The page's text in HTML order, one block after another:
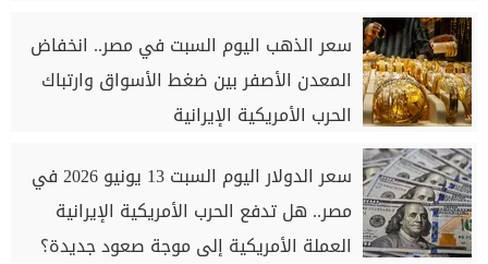
سعر الذهب اليوم السبت في مصر.. انخفاض
المعدن الأصفر بين ضغط الأسواق وارتباك
الحرب الأمريكية الإيرانية
سعر الدولار اليوم السبت 13 يونيو 2026 في
مصر.. هل تدفع الحرب الأمريكية الإيرانية
العملة الأمريكية إلى موجة صعود جديدة؟